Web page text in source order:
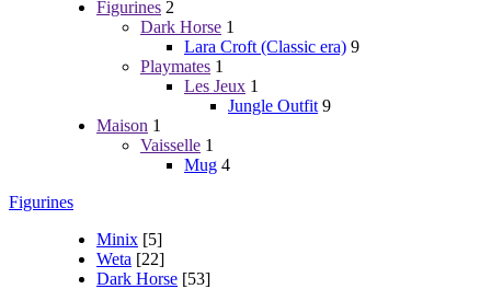
Figurines 2
Dark Horse 1
Lara Croft (Classic era) 9
Playmates 1
Les Jeux 1
Jungle Outfit 9
Maison 1
Vaisselle 1
Mug 4
Figurines
Minix [5]
Weta [22]
Dark Horse [53]